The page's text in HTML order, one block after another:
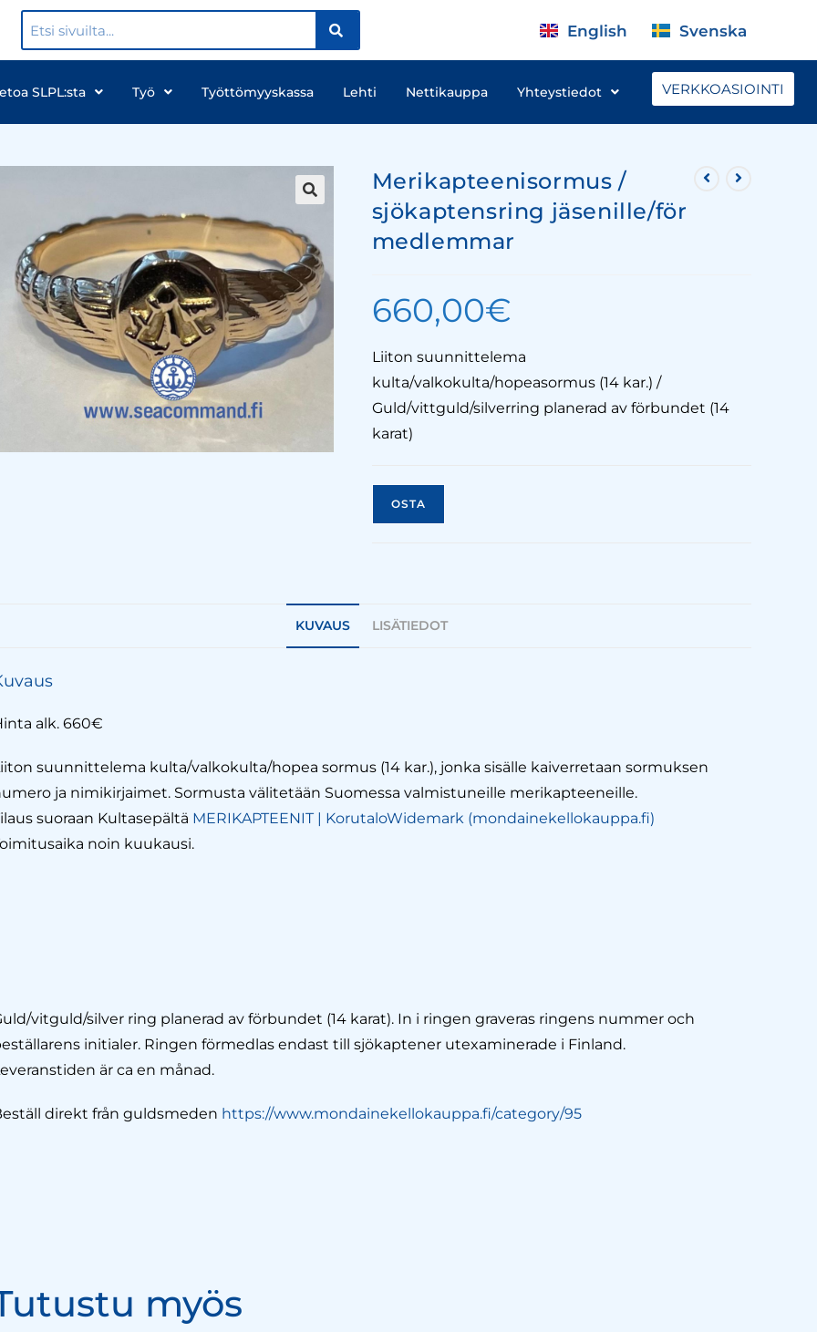
English Svenska
SLPL:sta Työ Työttömyyskassa Lehti Nettikauppa Yhteystiedot VERKKOASIOINTI
Merikapteenisormus /
sjökaptensring jäsenille/för
medlemmar
660,00€
Liiton suunnittelema
kulta/valkokulta/hopeasormus (14 kar.) /
Guld/vittguld/silverring planerad av förbundet (14
karat)
OSTA
KUVAUS LISÄTIEDOT
alk. 660€
suunnittelema kulta/valkokulta/hopea sormus (14 kar.), jonka sisälle kaiverretaan sormuksen
ja nimikirjaimet. Sormusta välitetään Suomessa valmistuneille merikapteeneille.
suoraan Kultasepältä MERIKAPTEENIT | KorutaloWidemark (mondainekellokauppa.fi)
noin kuukausi.
vitguld/silver ring planerad av förbundet (14 karat). In i ringen graveras ringens nummer och
initialer. Ringen förmedlas endast till sjökaptener utexaminerade i Finland.
är ca en månad.
direkt från guldsmeden https://www.mondainekellokauppa.fi/category/95
myös